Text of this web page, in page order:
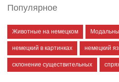
Популярное
Животные на немецком
немецкий в картинках немецкий
склонение существительных